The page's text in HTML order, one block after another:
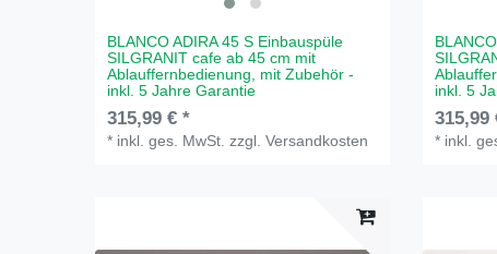
BLANCO ADIRA 45 S Einbauspüle
SILGRANIT cafe ab 45 cm mit
Ablauffernbedienung, mit Zubehör -
inkl. 5 Jahre Garantie
315,99 € *
* inkl. ges. MwSt. zzgl.Versandkosten
inkl. 5
315,99
* inkl.